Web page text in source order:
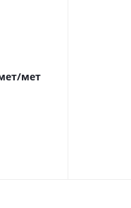
мет